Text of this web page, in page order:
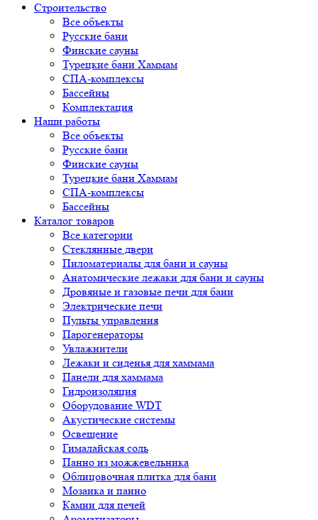
Строительство
Все объекты
Русские бани
Финские сауны
Турецкие бани Хаммам
СПА-комплексы
Бассейны
Комплектация
Наши работы
Все объекты
Русские бани
Финские сауны
Турецкие бани Хаммам
СПА-комплексы
Бассейны
Каталог товаров
Все категории
Стеклянные двери
Пиломатериалы для бани и сауны
Анатомические лежаки для бани и сауны
Дровяные и газовые печи для бани
Электрические печи
Пульты управления
Парогенераторы
Увлажнители
Лежаки и сиденья для хаммама
Панели для хаммама
Гидроизоляция
Оборудование WDT
Акустические системы
Освещение
Гималайская соль
Панно из можжевельника
Облицовочная плитка для бани
Мозаика и панно
Камни для печей